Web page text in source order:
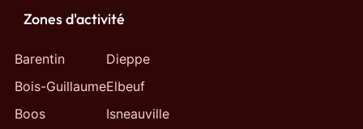
Zones d'activité
Barentin
Bois-Guillaume
Boos
Dieppe
Elbeuf
Isneauville